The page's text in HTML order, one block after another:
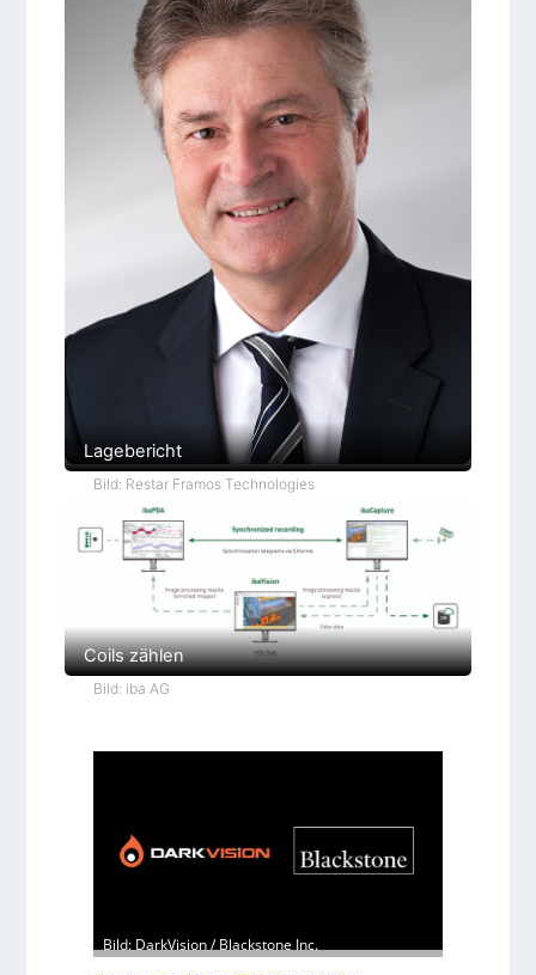
Lagebericht
Bild: Restar Framos Technologies
Coils zählen
Bild: iba AG
Bild: DarkVision / Blackstone Inc.